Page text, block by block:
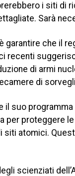
i siti di
Sarà
garantire che il
recenti
di armi
di
il suo
per proteggere
siti atomici.
scienziati